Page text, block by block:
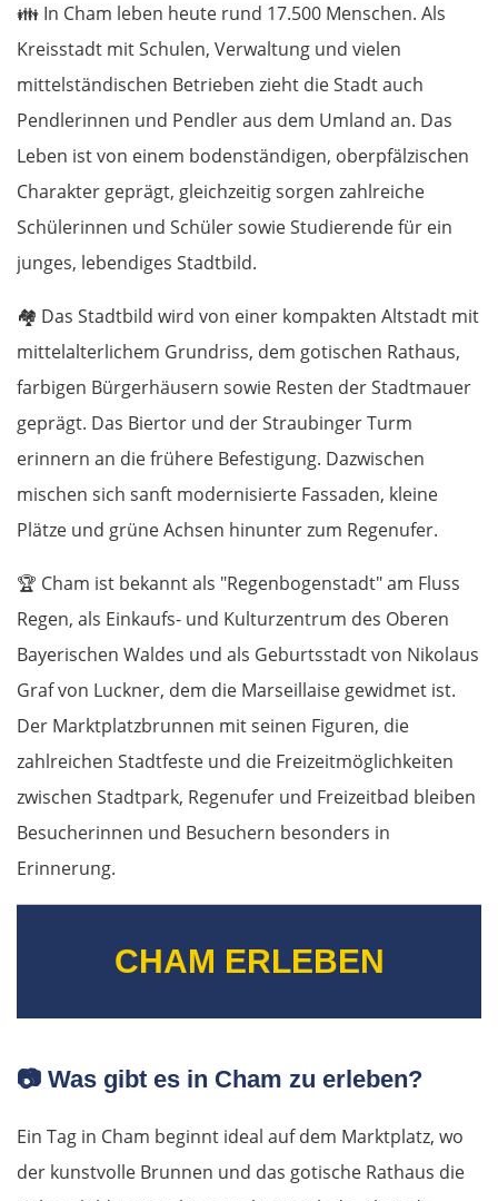
👪 In Cham leben heute rund 17.500 Menschen. Als
Kreisstadt mit Schulen, Verwaltung und vielen
mittelständischen Betrieben zieht die Stadt auch
Pendlerinnen und Pendler aus dem Umland an. Das
Leben ist von einem bodenständigen, oberpfälzischen
Charakter geprägt, gleichzeitig sorgen zahlreiche
Schülerinnen und Schüler sowie Studierende für ein
junges, lebendiges Stadtbild.
🏘️ Das Stadtbild wird von einer kompakten Altstadt mit
mittelalterlichem Grundriss, dem gotischen Rathaus,
farbigen Bürgerhäusern sowie Resten der Stadtmauer
geprägt. Das Biertor und der Straubinger Turm
erinnern an die frühere Befestigung. Dazwischen
mischen sich sanft modernisierte Fassaden, kleine
Plätze und grüne Achsen hinunter zum Regenufer.
🏆 Cham ist bekannt als "Regenbogenstadt" am Fluss
Regen, als Einkaufs- und Kulturzentrum des Oberen
Bayerischen Waldes und als Geburtsstadt von Nikolaus
Graf von Luckner, dem die Marseillaise gewidmet ist.
Der Marktplatzbrunnen mit seinen Figuren, die
zahlreichen Stadtfeste und die Freizeitmöglichkeiten
zwischen Stadtpark, Regenufer und Freizeitbad bleiben
Besucherinnen und Besuchern besonders in
Erinnerung.
CHAM ERLEBEN
📷 Was gibt es in Cham zu erleben?
Ein Tag in Cham beginnt ideal auf dem Marktplatz, wo
der kunstvolle Brunnen und das gotische Rathaus die